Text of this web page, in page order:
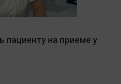
пациенту на приеме у